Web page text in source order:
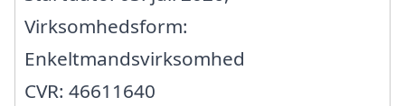
Virksomhedsform:
Enkeltmandsvirksomhed
CVR: 46611640